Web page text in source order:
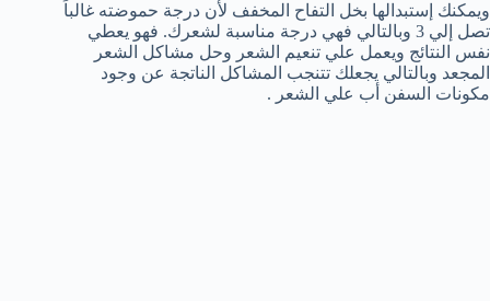
ويمكنك إستبدالها بخل التفاح المخفف لأن درجة حموضته غالباً
تصل إلي 3 وبالتالي فهي درجة مناسبة لشعرك. فهو يعطي
نفس النتائج ويعمل علي تنعيم الشعر وحل مشاكل الشعر
المجعد وبالتالي يجعلك تتنجب المشاكل الناتجة عن وجود
مكونات السفن أب علي الشعر .